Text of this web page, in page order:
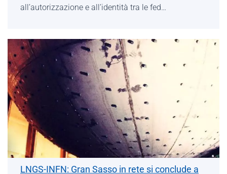
all’autorizzazione e all’identità tra le fed…
LNGS-INFN: Gran Sasso in rete si conclude a